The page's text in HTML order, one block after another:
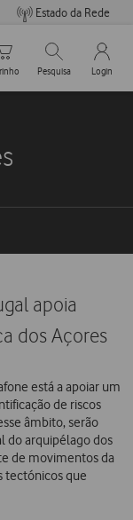
Estado da Rede
de compras
Pesquisar
Pesquisa
My
Login
apoia
dos Açores
está a apoiar um
de riscos
âmbito, serão
do arquipélago dos
de movimentos da
tectónicos que